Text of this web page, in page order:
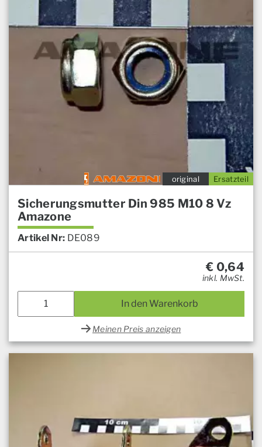
Ersatzteil
original
Sicherungsmutter Din 985 M10 8 Vz
Amazone
Artikel Nr: DE089
€ 0,64
inkl. MwSt.
In den Warenkorb
Meinen Preis anzeigen